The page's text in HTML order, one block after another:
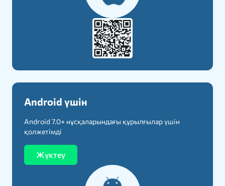
Android үшін
Android 7.0+ нұсқаларындағы құрылғылар үшін
қолжетімді
Жүктеу